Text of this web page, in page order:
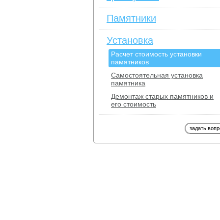
Памятники
Установка
Расчет стоимость установки
памятников
Самостоятельная установка
памятника
Демонтаж старых памятников и
его стоимость
задать